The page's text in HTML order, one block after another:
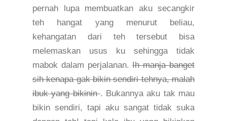
pernah lupa membuatkan aku secangkir
teh hangat yang menurut beliau,
kehangatan dari teh tersebut bisa
melemaskan usus ku sehingga tidak
mabok dalam perjalanan.Ih manja banget
sih kenapa gak bikin sendiri tehnya, malah
ibuk yang bikinin. Bukannya aku tak mau
bikin sendiri, tapi aku sangat tidak suka